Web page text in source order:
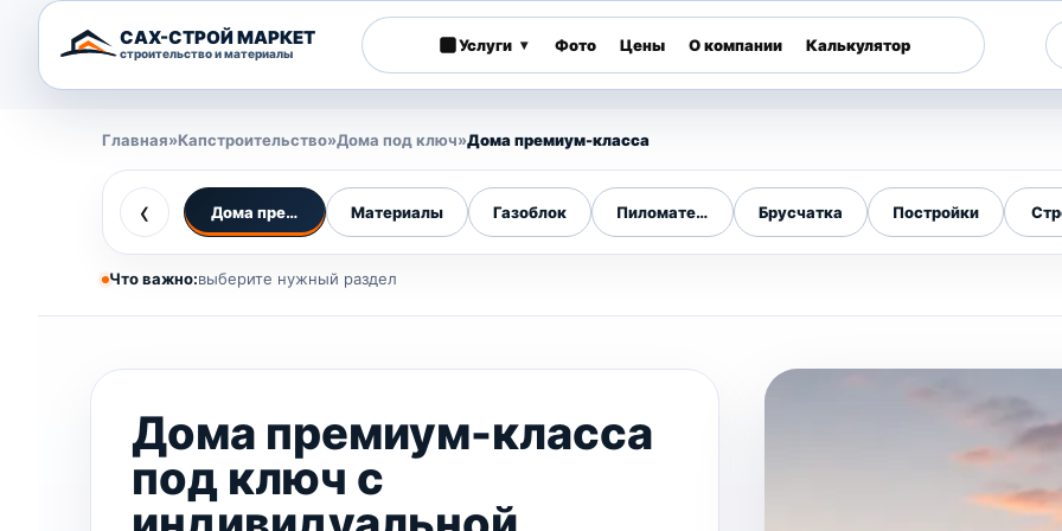
САХ-СТРОЙ МАРКЕТ
строительство и материалы Услуги ▾ Фото Цены О компании Калькулятор
Главная»Капстроительство»Дома под ключ»Дома премиум-класса
‹ Дома премиум-классаМатериалы Газоблок Пиломатериалы Брусчатка Постройки
Что важно:выберите нужный раздел
Дома премиум-класса
под ключ с